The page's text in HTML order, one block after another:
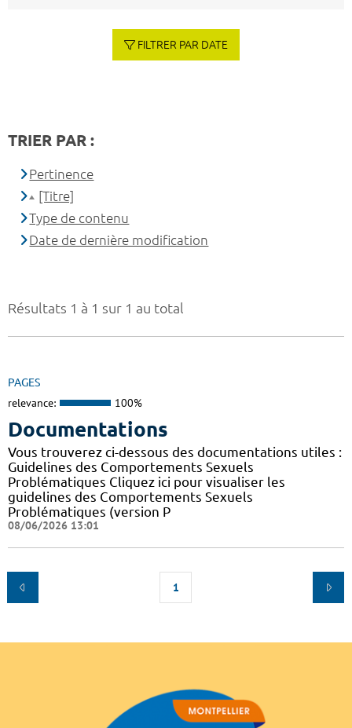
Résultats 1 à 1 sur 1 au total
PAGES
relevance: 100%
Documentations
Vous trouverez ci-dessous des documentations utiles :
Guidelines des Comportements Sexuels
Problématiques Cliquez ici pour visualiser les
guidelines des Comportements Sexuels
Problématiques (version P
08/06/2026 13:01
1
FILTRER PAR DATE
TRIER PAR :
Pertinence
[Titre]
Type de contenu
Date de dernière modification